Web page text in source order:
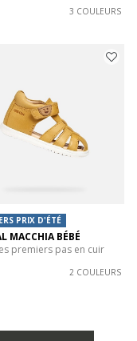
3 COULEURS
PRIX D'ÉTÉ
MACCHIA BÉBÉ
premiers pas en cuir
2 COULEURS